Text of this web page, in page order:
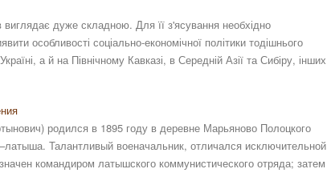
виглядає дуже складною. Для її з'ясування необхідно
особливості соціально-економічної політики тодішнього
а й на Північному Кавказі, в Середній Азії та Сибіру, інших
родился в 1895 году в деревне Марьяново Полоцкого
Талантливый военачальник, отличался исключительной
командиром латышского коммунистического отряда; затем